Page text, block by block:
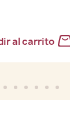
al carrito